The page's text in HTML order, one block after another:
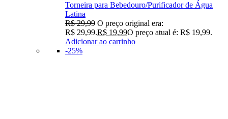
Torneira para Bebedouro/Purificador de Água
Latina
R$29,99 O preço original era:
R$ 29,99.R$ 19,99O preço atual é: R$ 19,99.
Adicionar ao carrinho
-25%